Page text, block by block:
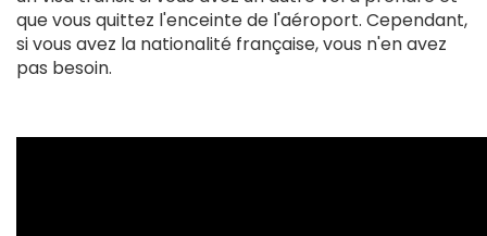
que vous quittez l'enceinte de l'aéroport. Cependant,
si vous avez la nationalité française, vous n'en avez
pas besoin.